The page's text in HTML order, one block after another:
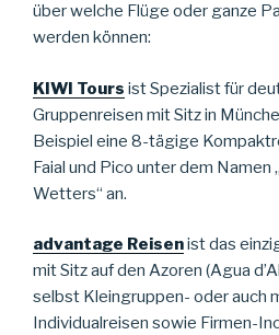
über welche Flüge oder ganze
werden können:
KIWI Tours ist Spezialist für
Gruppenreisen mit Sitz in
Beispiel eine 8-tägige
Faial und Pico unter dem Namen
Wetters“ an.
advantage Reisenist das
mit Sitz auf den Azoren (Agua
selbst Kleingruppen- oder auch
Individualreisen sowie Firmen-